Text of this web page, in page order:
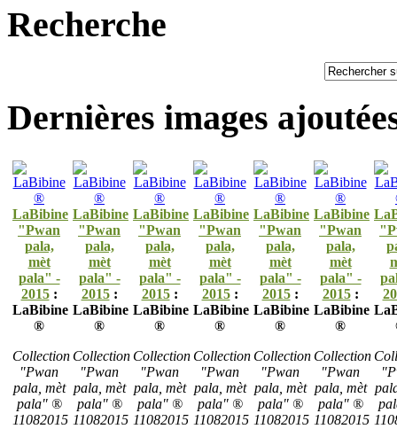
Recherche
Dernières images
LaBibine
"Pwan
pala,
mèt
pala" -
2015:
LaBibine
®
Collection
"Pwan
pala, mèt
pala" ®
11082015
LaBibine
"Pwan
pala,
mèt
pala" -
2015:
LaBibine
®
Collection
"Pwan
pala, mèt
pala" ®
11082015
LaBibine
"Pwan
pala,
mèt
pala" -
2015:
LaBibine
®
Collection
"Pwan
pala, mèt
pala" ®
11082015
LaBibine
"Pwan
pala,
mèt
pala" -
2015:
LaBibine
®
Collection
"Pwan
pala, mèt
pala" ®
11082015
LaBibine
"Pwan
pala,
mèt
pala" -
2015:
LaBibine
®
Collection
"Pwan
pala, mèt
pala" ®
11082015
LaBibine
"Pwan
pala,
mèt
pala" -
2015:
LaBibine
®
Collection
"Pwan
pala, mèt
pala" ®
11082015